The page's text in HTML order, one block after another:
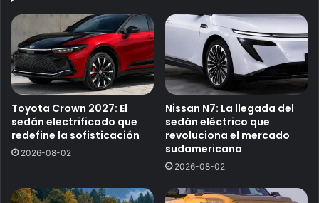
Toyota Crown 2027: El
sedán electrificado que
redefine la sofisticación
2026-08-02
Nissan N7: La llegada del
sedán eléctrico que
revoluciona el mercado
sudamericano
2026-08-02